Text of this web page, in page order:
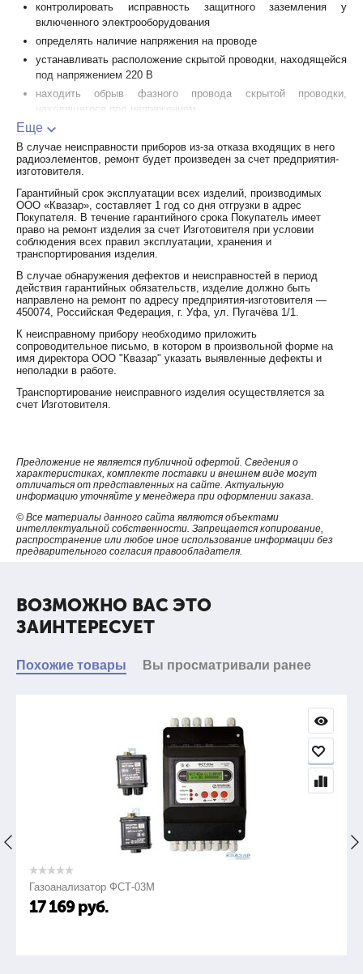
контролировать исправность защитного заземления у
включенного электрооборудования
определять наличие напряжения на проводе
устанавливать расположение скрытой проводки, находящейся
под напряжением 220 В
находить обрыв фазного провода скрытой проводки,
находящегося под напряжением
проверять правильность монтажа выключателей
электроосвещения.
Сигнализатор напряжения "ИВА-Н" оснащен системами
контроля работоспособности.
Особенности применения на ВЛ 6-35 кВ:
сигнализатор напряжения "ИВА-Н" на расстоянии
токоведущих частях (реагирует на электрическую
составляющую электромагнитного поля)
СН "ИВА-Н" предназначен для работы в электроустановках
частотой 50 Гц
при определении с земли наличия напряжения на проводах
воздушной линии с помощью СН "ИВА-Н" следует
располагаться на участках, где расстояние от проводов до
земли близки к наименьшим допускаемым. Прибор должен
находиться в руке выше головы
светодиоду в нижнем торце корпуса СН
так как вблизи заземленных опор ВЛ, заземленных
конструкций, экранов напряженность электрического поля
расстоянии не менее 10 метров.
Установление расположения скрытой электропроводки:
положение фазного провода выявляется в этой зоне по
максимальному числу одновременно горящих светодиодов
(не обязательно всех четырех), которые расположены на
пропорционально напряженности электрического поля.
сработать. Если же заземление исправно, то на расстоянии
10-15 мм от корпуса СН будет оставаться в дежурном
Определение места обрыва проводится на проводе,
находящемся под напряжением. Поиск осуществляется
перемещением СН вдоль проводки до места, где
сигнализатор будет переходить из рабочего режима в
«дежурный» (или наоборот), сигнализируя об исчезновении
(или появлении) электрического поля.
Еще
В случае неисправности приборов из-за отказа входящих в него
радиоэлементов, ремонт будет произведен за счет предприятия-
изготовителя.
Гарантийный срок эксплуатации всех изделий, производимых
ООО «Квазар», составляет 1 год со дня отгрузки в адрес
Покупателя. В течение гарантийного срока Покупатель имеет
право на ремонт изделия за счет Изготовителя при условии
соблюдения всех правил эксплуатации, хранения и
транспортирования изделия.
В случае обнаружения дефектов и неисправностей в период
действия гарантийных обязательств, изделие должно быть
направлено на ремонт по адресу предприятия-изготовителя —
450074, Российская Федерация, г. Уфа, ул. Пугачёва 1/1.
К неисправному прибору необходимо приложить
сопроводительное письмо, в котором в произвольной форме на
имя директора ООО "Квазар" указать выявленные дефекты и
неполадки в работе.
Транспортирование неисправного изделия осуществляется за
счет Изготовителя.
Предложение не является публичной офертой. Сведения о
характеристиках, комплекте поставки и внешнем виде могут
отличаться от представленных на сайте. Актуальную
информацию уточняйте у менеджера при оформлении заказа.
© Все материалы данного сайта являются объектами
интеллектуальной собственности. Запрещается копирование,
распространение или любое иное использование информации без
предварительного согласия правообладателя.
ВОЗМОЖНО ВАС ЭТО
ЗАИНТЕРЕСУЕТ
Похожие товары Вы просматривали ранее
Газоанализатор ФСТ-03М
17 169 руб.